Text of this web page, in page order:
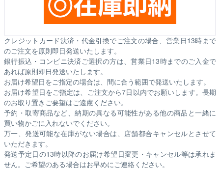
クレジットカード決済・代金引換でご注文の場合、営業日13時まで
のご注文を原則即日発送いたします。
銀行振込・コンビニ決済ご選択の方は、営業日13時までのご入金で
あれば原則即日発送いたします。
お届け希望日をご指定の場合は、間に合う範囲で発送いたします。
お届け希望日をご指定は、ご注文から7日以内でお願いします。長期
のお取り置きご要望はご遠慮ください。
予約・取寄商品など、納期の異なる可能性がある他の商品と一緒に
買い物かごに入れないでください。
万一、発送可能な在庫がない場合は、店舗都合キャンセルとさせて
いただきます。
発送予定日の13時以降のお届け希望日変更・キャンセル等は承れま
せん。ご希望のある場合はお早めにご連絡ください。